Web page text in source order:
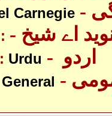
Carnegie
نوید اے شیخ
Urdu
General